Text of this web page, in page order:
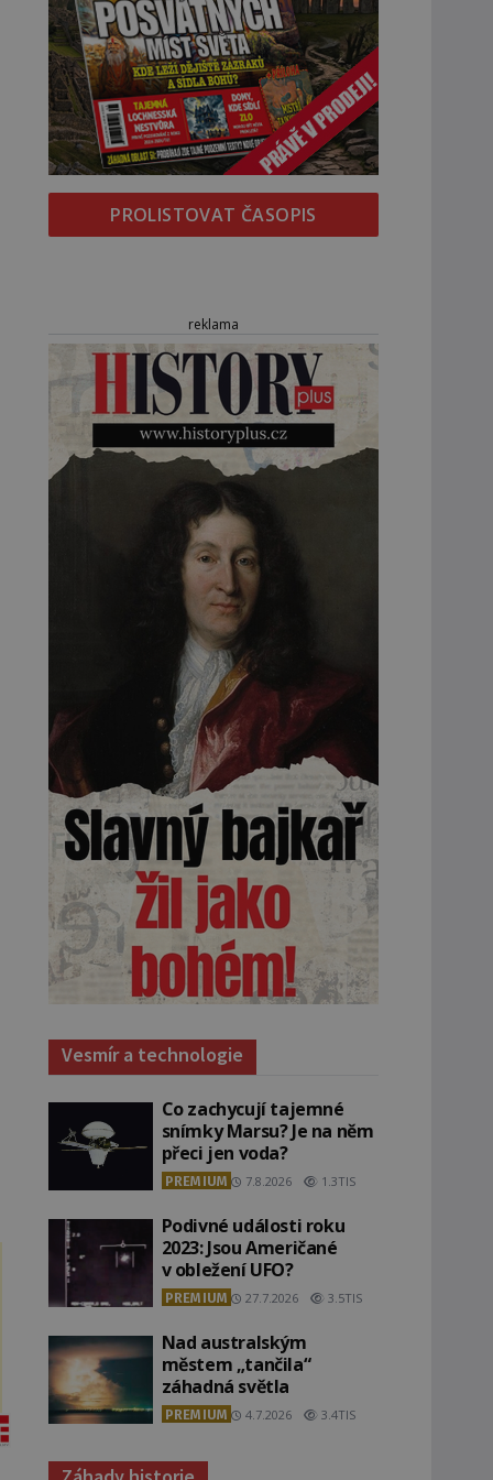
PROLISTOVAT ČASOPIS
reklama
Vesmír a technologie
Co zachycují tajemné
snímky Marsu? Je na něm
přeci jen voda?
PREMIUM 7.8.2026 1.3TIS
Podivné události roku
2023: Jsou Američané
v obležení UFO?
PREMIUM 27.7.2026 3.5TIS
Nad australským
městem „tančila“
záhadná světla
PREMIUM 4.7.2026 3.4TIS